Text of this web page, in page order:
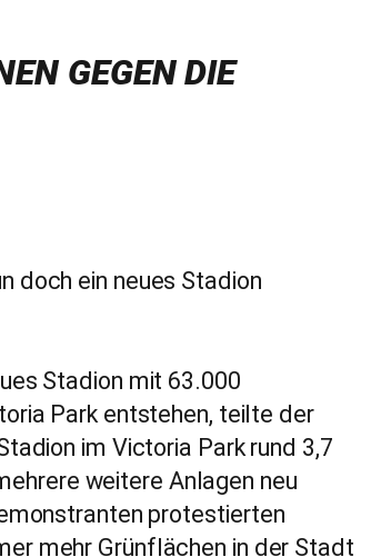
GEGEN DIE
doch ein neues Stadion
Stadion mit 63.000
Park entstehen, teilte der
im Victoria Park rund 3,7
weitere Anlagen neu
protestierten
mehr Grünflächen in der Stadt